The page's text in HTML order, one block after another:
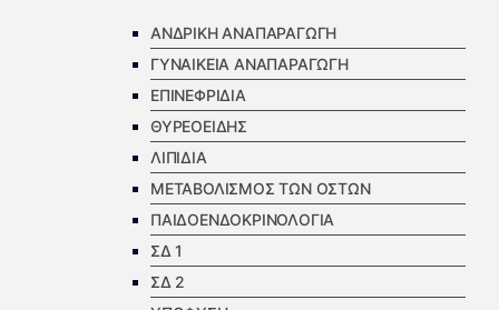
ΑΝΔΡΙΚΗ ΑΝΑΠΑΡΑΓΩΓΗ
ΓΥΝΑΙΚΕΙΑ ΑΝΑΠΑΡΑΓΩΓΗ
ΕΠΙΝΕΦΡΙΔΙΑ
ΘΥΡΕΟΕΙΔΗΣ
ΛΙΠΙΔΙΑ
ΜΕΤΑΒΟΛΙΣΜΟΣ ΤΩΝ ΟΣΤΩΝ
ΠΑΙΔΟΕΝΔΟΚΡΙΝΟΛΟΓΙΑ
ΣΔ 1
ΣΔ 2